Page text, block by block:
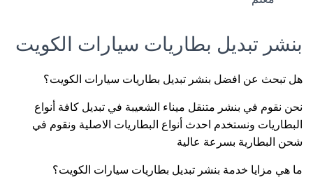
بنشر تبديل بطاريات سيارات الكويت
هل تبحث عن افضل بنشر تبديل بطاريات سيارات الكويت؟
نحن نقوم في بنشر متنقل ميناء الشعيبة في تبديل كافة أنواع
البطاريات ونستخدم احدث أنواع البطاريات الاصلية ونقوم في
شحن البطارية بسرعة عالية
ما هي مزايا خدمة بنشر تبديل بطاريات سيارات الكويت؟